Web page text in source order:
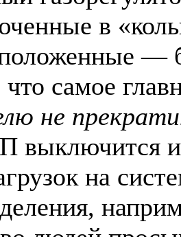
в
—
самое
не
выключится
на